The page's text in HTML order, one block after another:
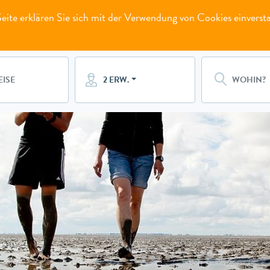
2 ERW.
erklären Sie sich mit der Verwendung von Cookies